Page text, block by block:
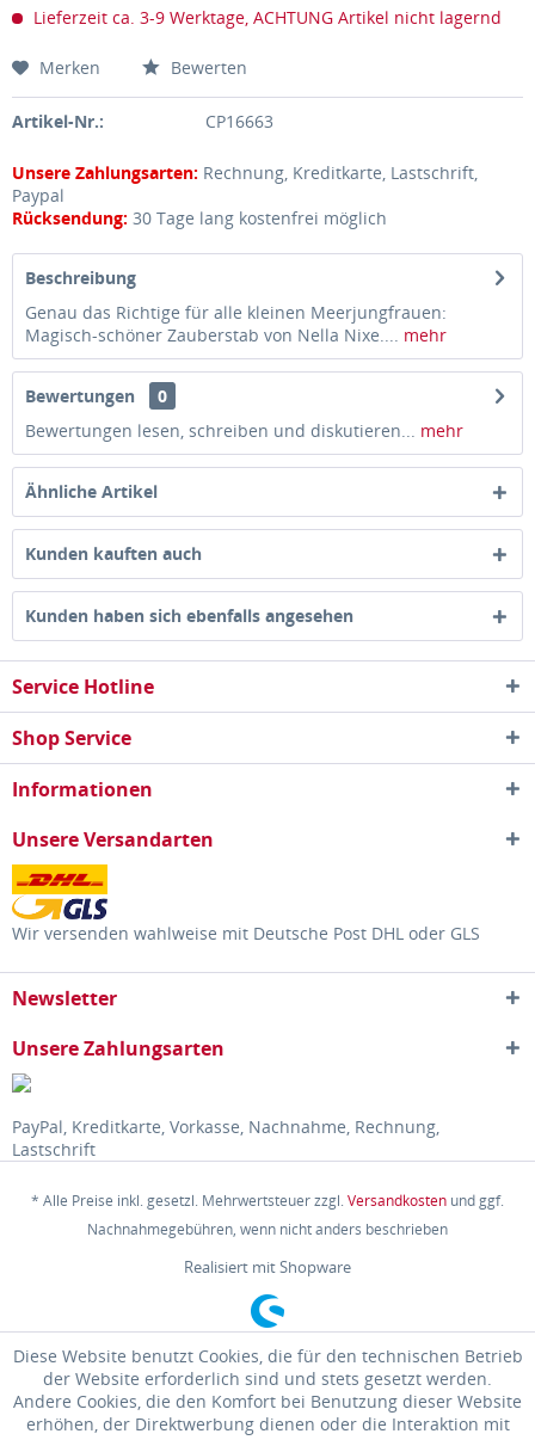
Lieferzeit ca. 3-9 Werktage, ACHTUNG Artikel nicht lagernd
Merken Bewerten
Artikel-Nr.: CP16663
Unsere Zahlungsarten: Rechnung, Kreditkarte, Lastschrift,
Paypal
Rücksendung: 30 Tage lang kostenfrei möglich
Beschreibung
Genau das Richtige für alle kleinen Meerjungfrauen:
Magisch-schöner Zauberstab von Nella Nixe.... mehr
Bewertungen
0
Bewertungen lesen, schreiben und diskutieren... mehr
Ähnliche Artikel
Kunden kauften auch
Kunden haben sich ebenfalls angesehen
Service Hotline
Shop Service
Informationen
Unsere Versandarten
Wir versenden wahlweise mit Deutsche Post DHL oder GLS
Newsletter
Unsere Zahlungsarten
PayPal, Kreditkarte, Vorkasse, Nachnahme, Rechnung,
Lastschrift
* Alle Preise inkl. gesetzl. Mehrwertsteuer zzgl.Versandkosten und ggf.
Nachnahmegebühren, wenn nicht anders beschrieben
Realisiert mit Shopware
Diese Website benutzt Cookies, die für den technischen Betrieb
der Website erforderlich sind und stets gesetzt werden.
Andere Cookies, die den Komfort bei Benutzung dieser Website
erhöhen, der Direktwerbung dienen oder die Interaktion mit